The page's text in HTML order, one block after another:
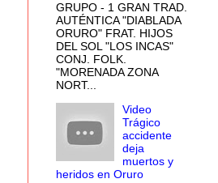
GRUPO - 1 GRAN TRAD.
AUTÉNTICA "DIABLADA
ORURO" FRAT. HIJOS
DEL SOL "LOS INCAS"
CONJ. FOLK.
"MORENADA ZONA
NORT...
Video
Trágico
accidente
deja
muertos y
heridos en Oruro